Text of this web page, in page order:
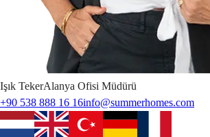
Işık TekerAlanya Ofisi Müdürü
+90 538 888 16 16info@summerhomes.com